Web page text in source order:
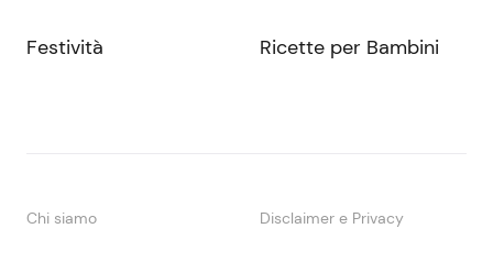
Festività Ricette per Bambini
Chi siamo Disclaimer e Privacy